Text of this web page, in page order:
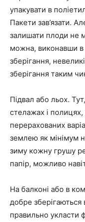
упакувати в
Пакети зав’язати.
залишати плоди не
можна, виконавши в
зберігання,
зберігання таким
Підвал або льох.
стелажах і
перерахованих
землею як мінімум
зиму кожну грушу
папір, можливо
На балконі або в
добре
правильно укласти